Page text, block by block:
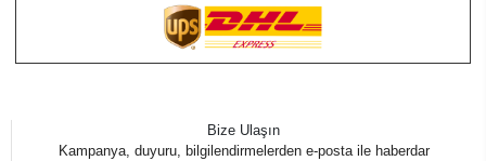
Bize Ulaşın
Kampanya, duyuru, bilgilendirmelerden e-posta ile haberdar